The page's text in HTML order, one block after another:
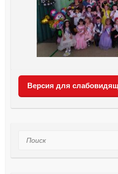
Версия для
Поиск